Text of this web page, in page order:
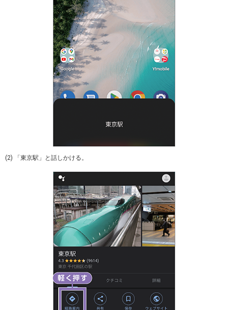
(2) 「東京駅」と話しかける。